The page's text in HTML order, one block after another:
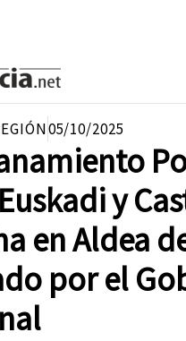
05/10/2025
y
en Aldea
por el